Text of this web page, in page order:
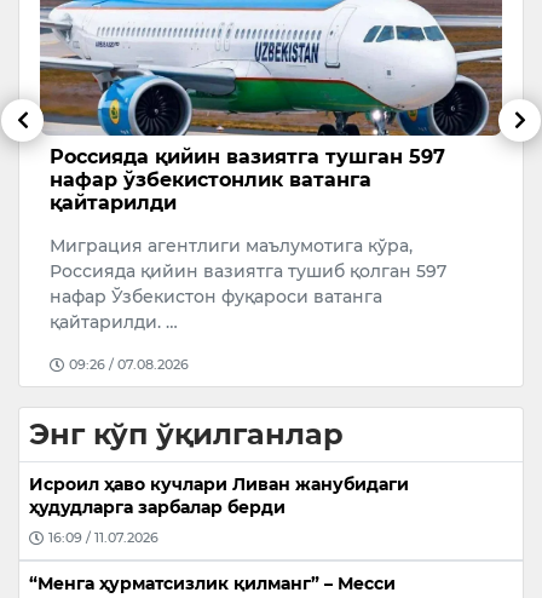
Россияда қийин вазиятга тушган 597
нафар ўзбекистонлик ватанга
қайтарилди
Миграция агентлиги маълумотига кўра,
Россияда қийин вазиятга тушиб қолган 597
нафар Ўзбекистон фуқароси ватанга
қайтарилди. …
09:26 / 07.08.2026
Энг кўп ўқилганлар
Исроил ҳаво кучлари Ливан жанубидаги
ҳудудларга зарбалар берди
16:09 / 11.07.2026
“Менга ҳурматсизлик қилманг” – Месси